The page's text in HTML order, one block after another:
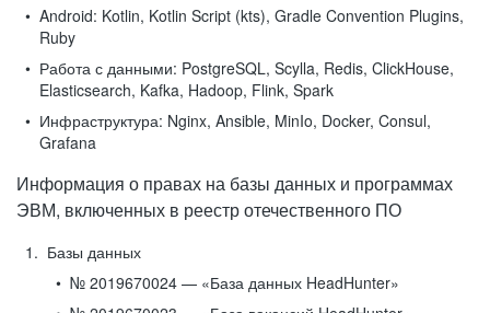
Android: Kotlin, Kotlin Script (kts), Gradle Convention Plugins,
Ruby
Работа с данными: PostgreSQL, Scylla, Redis, ClickHouse,
Elasticsearch, Kafka, Hadoop, Flink, Spark
Инфраструктура: Nginx, Ansible, MinIo, Docker, Consul,
Grafana
Информация о правах на базы данных и программах
ЭВМ, включенных в реестр отечественного ПО
Базы данных
№ 2019670024 — «База данных HeadHunter»